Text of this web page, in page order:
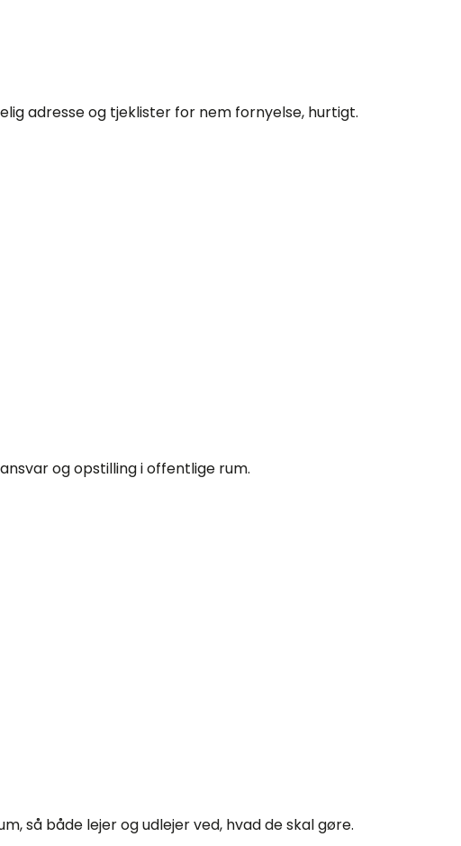
adresse og tjeklister for nem fornyelse, hurtigt.
og opstilling i offentlige rum.
så både lejer og udlejer ved, hvad de skal gøre.